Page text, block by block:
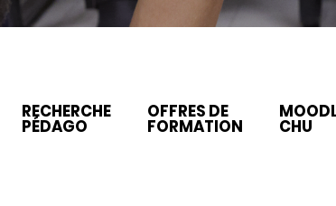
RECHERCHE
PÉDAGO
OFFRES DE
FORMATION CHU